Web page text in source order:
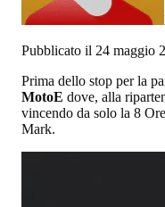
Pubblicato il 24 maggio
Prima dello stop per la
MotoE dove, alla
vincendo da solo la 8
Mark.